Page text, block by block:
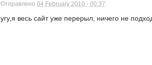
Отправлено 04 February 2010 - 00:37
угу,я весь сайт уже перерыл, ничего не